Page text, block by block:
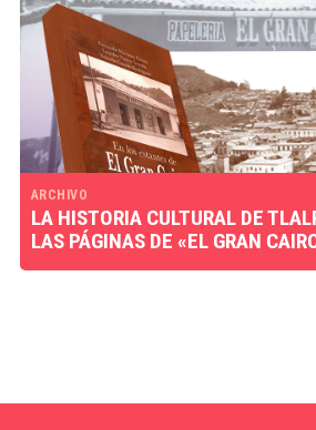
ARCHIVO
LA HISTORIA CULTURAL DE
LAS PÁGINAS DE «EL GRAN